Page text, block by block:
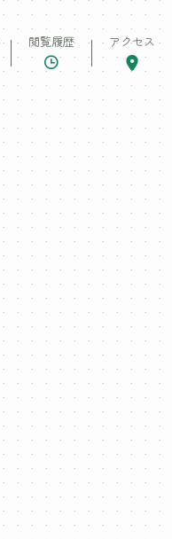
閲覧履歴 アクセス